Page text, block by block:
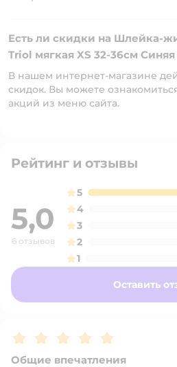
Есть ли скидки на Шлейка-
Triol мягкая XS 32-36см
В нашем интернет-магазине
скидок. Вы можете
акций из меню сайта.
Рейтинг и отзывы
5,0
6 отзывов
5
4
3
2
1
Оставить
Рейтинг:5
Общие впечатления